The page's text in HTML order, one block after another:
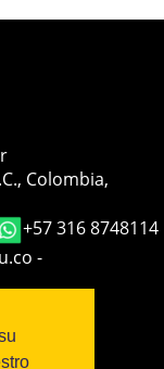
Colombia,
+57 316 8748114
-
|